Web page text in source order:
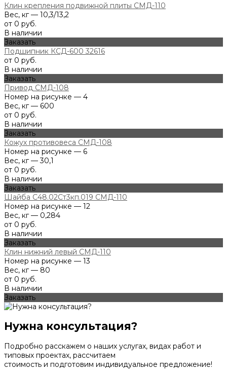
Клин крепления подвижной плиты СМД-110
Вес, кг — 10,3/13,2
от 0 руб.
В наличии
Заказать
Подшипник КСД-600 32616
от 0 руб.
В наличии
Заказать
Привод СМД-108
Номер на рисунке — 4
Вес, кг — 600
от 0 руб.
В наличии
Заказать
Кожух противовеса СМД-108
Номер на рисунке — 6
Вес, кг — 30,1
от 0 руб.
В наличии
Заказать
Шайба С48.02Ст3кп.019 СМД-110
Номер на рисунке — 12
Вес, кг — 0,284
от 0 руб.
В наличии
Заказать
Клин нижний левый СМД-110
Номер на рисунке — 13
Вес, кг — 80
от 0 руб.
В наличии
Заказать
Нужна консультация?
Подробно расскажем о наших услугах, видах работ и
типовых проектах, рассчитаем
стоимость и подготовим индивидуальное предложение!